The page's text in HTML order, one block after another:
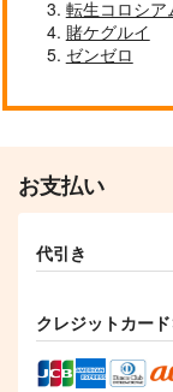
転生コロシア
賭ケグルイ
ゼンゼロ
お支払い
代引き
クレジットカード